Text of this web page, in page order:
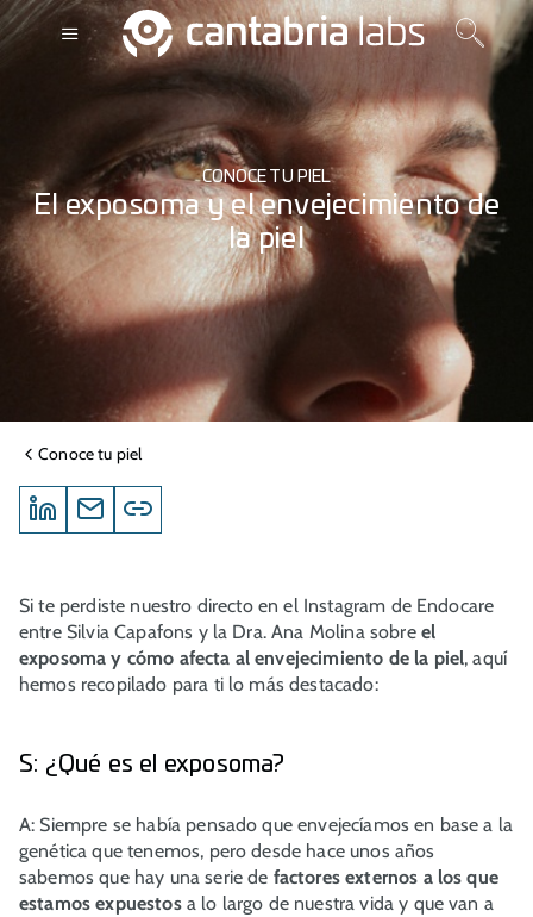
CONOCE TU PIEL
El exposoma y el envejecimiento de
la piel
Conoce tu piel
Si te perdiste nuestro directo en el Instagram de Endocare
entre Silvia Capafons y la Dra. Ana Molina sobre el
exposoma y cómo afecta al envejecimiento de la piel, aquí
hemos recopilado para ti lo más destacado:
S: ¿Qué es el exposoma?
A: Siempre se había pensado que envejecíamos en base a la
genética que tenemos, pero desde hace unos años
sabemos que hay una serie de factores externos a los que
estamos expuestosa lo largo de nuestra vida y que van a